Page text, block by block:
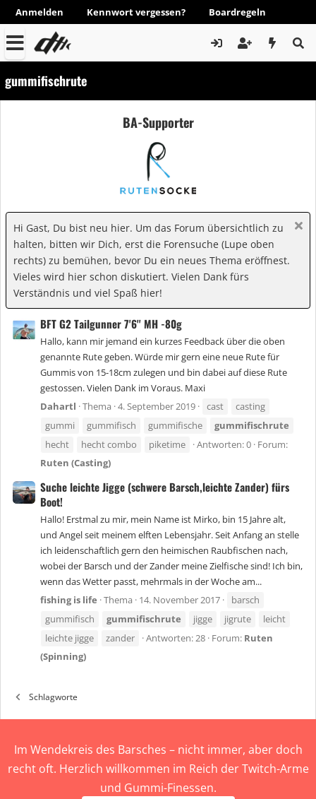
Anmelden Kennwort vergessen? Boardregeln
gummifischrute
BA-Supporter
Hi Gast, Du bist neu hier. Um das Forum übersichtlich zu
halten, bitten wir Dich, erst die Forensuche (Lupe oben
rechts) zu bemühen, bevor Du ein neues Thema eröffnest.
Vieles wird hier schon diskutiert. Vielen Dank fürs
Verständnis und viel Spaß hier!
BFT G2 Tailgunner 7'6'' MH -80g
Hallo, kann mir jemand ein kurzes Feedback über die oben
genannte Rute geben. Würde mir gern eine neue Rute für
Gummis von 15-18cm zulegen und bin dabei auf diese Rute
gestossen. Vielen Dank im Voraus. Maxi
Dahartl Thema 4. September 2019 cast
casting
gummi
gummifisch gummifische
gummifischrute
hecht
hecht combo piketime Antworten: 0 Forum:
Ruten (Casting)
Suche leichte Jigge (schwere Barsch,leichte Zander) fürs
Boot!
Hallo! Erstmal zu mir, mein Name ist Mirko, bin 15 Jahre alt,
und Angel seit meinem elften Lebensjahr. Seit Anfang an stelle
ich leidenschaftlich gern den heimischen Raubfischen nach,
wobei der Barsch und der Zander meine Zielfische sind! Ich bin,
wenn das Wetter passt, mehrmals in der Woche am...
fishing is life Thema 14. November 2017
barsch
gummifisch
gummifischrute jigge jigrute
leicht
leichte jigge
zander Antworten: 28 Forum: Ruten
(Spinning)
Schlagworte
Im Wendekreis des Barsches – nicht immer, aber doch
recht oft. Herzlich willkommen im Reich der Twitch-Arme
und Gummi-Finessen.